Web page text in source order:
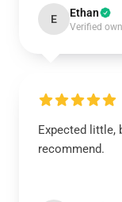
E Ethan
Verified
Expected little,
recommend.